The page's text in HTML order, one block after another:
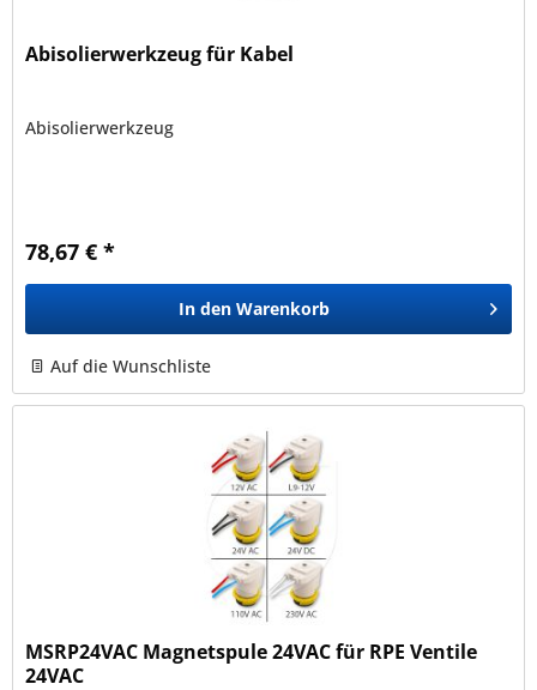
Abisolierwerkzeug für Kabel
Abisolierwerkzeug
78,67 € *
In den Warenkorb
Auf die Wunschliste
MSRP24VAC Magnetspule 24VAC für RPE Ventile
24VAC